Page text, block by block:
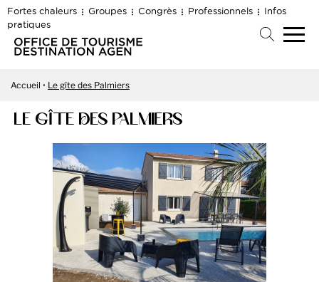
Fortes chaleurs Groupes Congrès Professionnels
Infos
pratiques
Accueil Le gîte des Palmiers
LE GÎTE DES PALMIERS